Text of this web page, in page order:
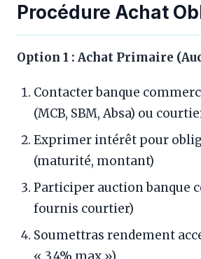
Procédure Achat
Option 1 : Achat Primaire
Contacter banque
(MCB, SBM, Absa) ou
Exprimer intérêt pour
(maturité, montant)
Participer auction banque
fournis courtier)
Soumettras rendement